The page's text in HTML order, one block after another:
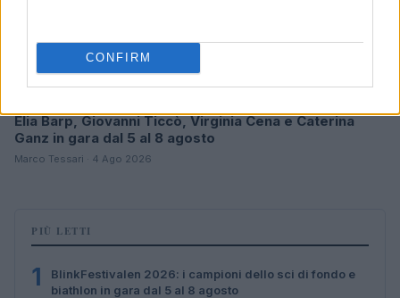
CONFIRM
Elia Barp, Giovanni Ticcò, Virginia Cena e Caterina
Ganz in gara dal 5 al 8 agosto
Marco Tessari · 4 Ago 2026
PIÙ LETTI
1
BlinkFestivalen 2026: i campioni dello sci di fondo e
biathlon in gara dal 5 al 8 agosto